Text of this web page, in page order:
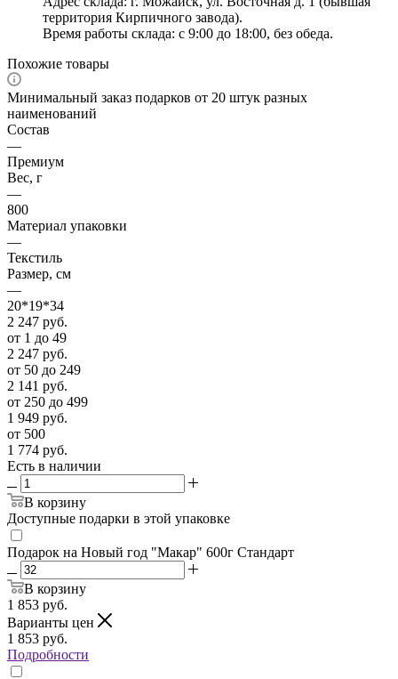
территория Кирпичного завода).
Время работы склада: с 9:00 до 18:00, без обеда.
Похожие товары
Минимальный заказ подарков от 20 штук разных
наименований
Состав
—
Премиум
Вес, г
—
800
Материал упаковки
—
Текстиль
Размер, см
—
20*19*34
2 247 руб.
от 1 до 49
2 247 руб.
от 50 до 249
2 141 руб.
от 250 до 499
1 949 руб.
от 500
1 774 руб.
Есть в наличии
В корзину
Доступные подарки в этой упаковке
Подарок на Новый год "Макар" 600г Стандарт
В корзину
1 853 руб.
Варианты цен
1 853 руб.
Подробности